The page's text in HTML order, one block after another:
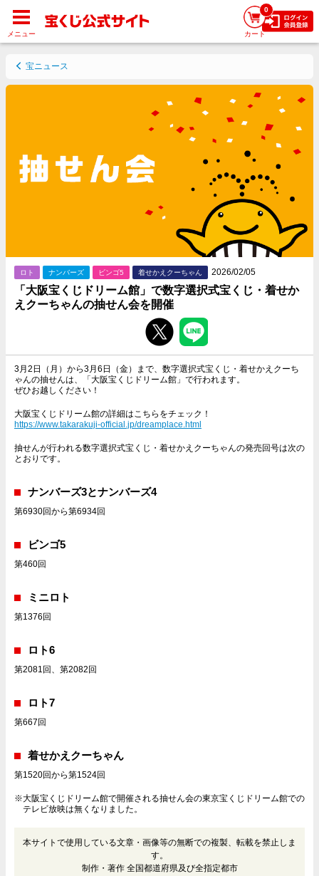
宝ニュース
ロト ナンバーズ ビンゴ5 着せかえクーちゃん 2026/02/05
「大阪宝くじドリーム館」で数字選択式宝くじ・着せか
えクーちゃんの抽せん会を開催
3月2日（月）から3月6日（金）まで、数字選択式宝くじ・着せかえクーち
ゃんの抽せんは、「大阪宝くじドリーム館」で行われます。
ぜひお越しください！
大阪宝くじドリーム館の詳細はこちらをチェック！
https://www.takarakuji-official.jp/dreamplace.html
抽せんが行われる数字選択式宝くじ・着せかえクーちゃんの発売回号は次の
とおりです。
ナンバーズ3とナンバーズ4
第6930回から第6934回
ビンゴ5
第460回
ミニロト
第1376回
ロト6
第2081回、第2082回
ロト7
第667回
着せかえクーちゃん
第1520回から第1524回
※大阪宝くじドリーム館で開催される抽せん会の東京宝くじドリーム館での
テレビ放映は無くなりました。
本サイトで使用している文章・画像等の無断での複製、転載を禁止しま
す。
制作・著作 全国都道府県及び全指定都市
メニュー
0
カート